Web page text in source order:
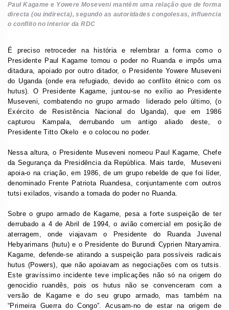
Paul Kagame e Yowere Moseveni mantêm uma relação que de forma
directa (ou indirecta), segundo as autoridades congolesas, influencia
o conflito no interior da RDC
É preciso retroceder na história e relembrar a forma como o
Presidente Paul Kagame tomou o poder no Ruanda e impôs uma
ditadura, apoiado por outro ditador, o Presidente Yowere Museveni
do Uganda (onde era refugiado, devido ao conflito étnico com os
hutus). O Presidente Kagame, juntou-se no exílio ao Presidente
Museveni, combatendo no grupo armado liderado pelo último, (o
Exército de Resistência Nacional do Uganda), que em 1986
capturou Kampala, derrubando um antigo aliado deste, o
Presidente Titto Okelo e o colocou no poder.
Nessa altura, o Presidente Museveni nomeou Paul Kagame, Chefe
da Segurança da Presidência da República. Mais tarde, Museveni
apoia-o na criação, em 1986, de um grupo rebelde de que foi líder,
denominado Frente Patriota Ruandesa, conjuntamente com outros
tutsi exilados, visando a tomada do poder no Ruanda.
Sobre o grupo armado de Kagame, pesa a forte suspeição de ter
derrubado a 4 de Abril de 1994, o avião comercial em posição de
aterragem, onde viajavam o Presidente do Ruanda Juvenal
Hebyarimans (hutu) e o Presidente do Burundi Cyprien Ntaryamira.
Kagame, defende-se atirando a suspeição para possíveis radicais
hutus (Powers), que não apoiavam as negociações com os tutsis.
Este gravíssimo incidente teve implicações não só na origem do
genocidio ruandês, pois os hutus não se convenceram com a
versão de Kagame e do seu grupo armado, mas também na
“Primeira Guerra do Congo”. Acusam-no de estar na origem de